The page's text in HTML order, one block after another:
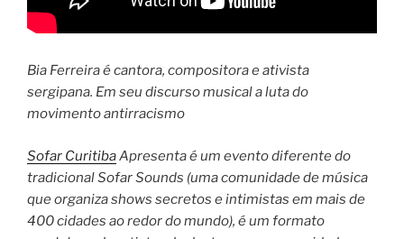
Bia Ferreira é cantora, compositora e ativista
sergipana. Em seu discurso musical a luta do
movimento antirracismo
Sofar CuritibaApresenta é um evento diferente do
tradicional Sofar Sounds (uma comunidade de música
que organiza shows secretos e intimistas em mais de
400 cidades ao redor do mundo), é um formato